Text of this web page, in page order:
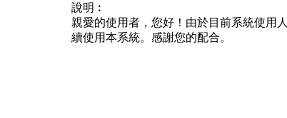
說明︰
親愛的使用者，您好！由於目前系統使用
續使用本系統。感謝您的配合。